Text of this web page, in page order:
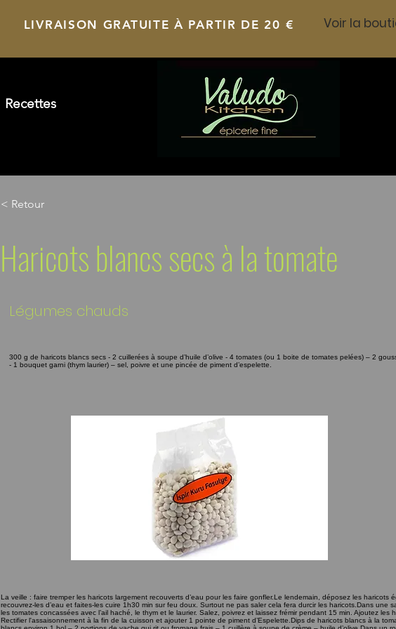
LIVRAISON GRATUITE À PARTIR DE 20 €
Recettes
< Retour
Haricots blancs secs à la tomate
Légumes chauds
300 g de haricots blancs secs - 2 cuillerées à soupe d’huile d’olive - 4 tomates (ou 1 boite de tomates pelées) – 2
- 1 bouquet garni (thym laurier) – sel, poivre et une pincée de piment d’espelette. ​
La veille : faire tremper les haricots largement recouverts d’eau pour les faire gonfler. ​ Le lendemain, déposez les haricots
recouvrez-les d’eau et faites-les cuire 1h30 min sur feu doux. Surtout ne pas saler cela fera durcir les haricots. ​ Dans une
les tomates concassées avec l’ail haché, le thym et le laurier. Salez, poivrez et laissez frémir pendant 15 min. Ajoutez les
Rectifier l'assaisonnement à la fin de la cuisson et ajouter 1 pointe de piment d’Espelette. ​ ​ Dips de haricots blancs à la